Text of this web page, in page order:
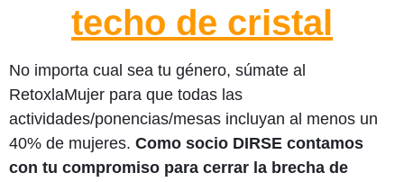
techo de cristal
No importa cual sea tu género, súmate al
RetoxlaMujer para que todas las
actividades/ponencias/mesas incluyan al menos un
40% de mujeres. Como socio DIRSE contamos
con tu compromiso para cerrar la brecha de